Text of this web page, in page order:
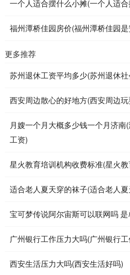
一个人适合摆什么小摊(一个人适
福州潭桥佳园房价(福州潭桥佳园
更多推荐
苏州退休工资平均多少(苏州退休
西安周边散心的好地方(西安周边玩
月嫂一个月大概多少钱一个月济
工资)
星火教育培训机构收费标准(星火
适合老人夏天穿的袜子(适合老人
宝可梦传说阿尔宙斯可以联网吗
广州银行工作压力大吗(广州银行
西安生活压力大吗(西安生活好吗)